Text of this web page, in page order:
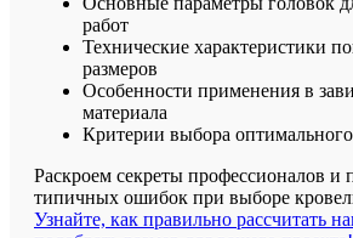
работ
Технические характеристики
размеров
Особенности применения в
материала
Критерии выбора
Раскроем секреты профессионалов и
типичных ошибок при выборе
Узнайте, как правильно рассчитать